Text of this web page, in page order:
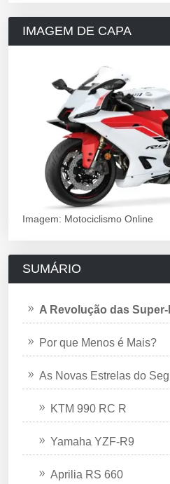
IMAGEM DE CAPA
Imagem: Motociclismo Online
SUMÁRIO
A Revolução das
Por que Menos é Mais?
As Novas Estrelas do
KTM 990 RC R
Yamaha YZF-R9
Aprilia RS 660